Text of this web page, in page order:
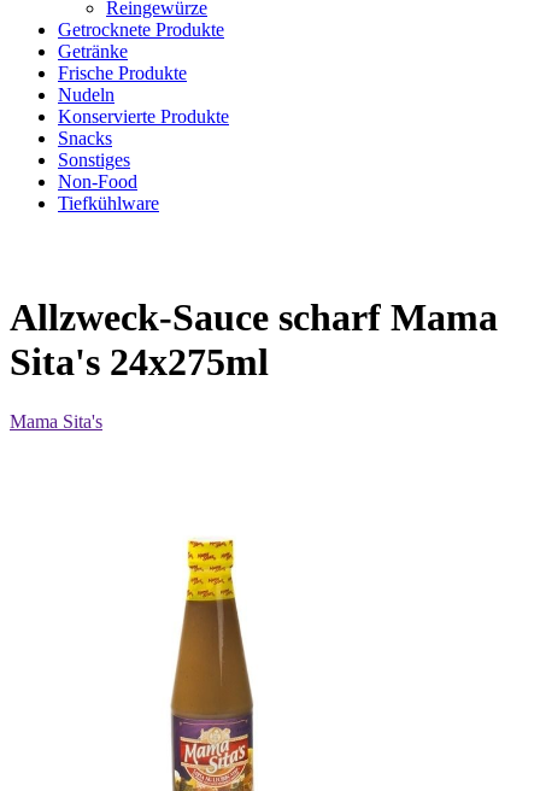
Reingewürze
Getrocknete Produkte
Getränke
Frische Produkte
Nudeln
Konservierte Produkte
Snacks
Sonstiges
Non-Food
Tiefkühlware
Allzweck-Sauce scharf Mama
Sita's 24x275ml
Mama Sita's